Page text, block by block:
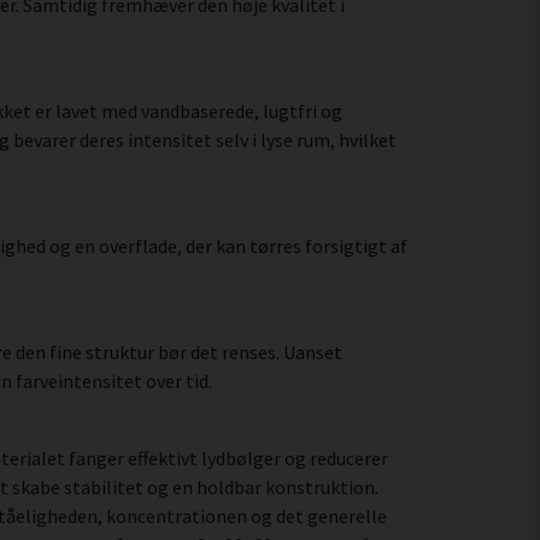
er lavet med vandbaserede, lugtfri og
bevarer deres intensitet selv i lyse rum, hvilket
og en overflade, der kan tørres forsigtigt af
den fine struktur bør det renses. Uanset
farveintensitet over tid.
fanger effektivt lydbølger og reducerer
skabe stabilitet og en holdbar konstruktion.
koncentrationen og det generelle